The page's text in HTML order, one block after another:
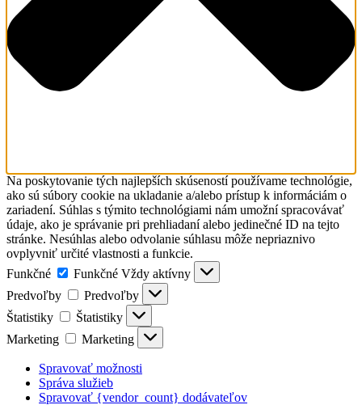
Na poskytovanie tých najlepších skúseností používame technológie,
ako sú súbory cookie na ukladanie a/alebo prístup k informáciám o
zariadení. Súhlas s týmito technológiami nám umožní spracovávať
údaje, ako je správanie pri prehliadaní alebo jedinečné ID na tejto
stránke. Nesúhlas alebo odvolanie súhlasu môže nepriaznivo
ovplyvniť určité vlastnosti a funkcie.
Funkčné
Funkčné Vždy aktívny
Predvoľby
Predvoľby
Štatistiky
Štatistiky
Marketing
Marketing
Spravovať možnosti
Správa služieb
Spravovať {vendor_count} dodávateľov